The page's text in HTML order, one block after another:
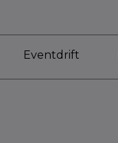
Eventdrift